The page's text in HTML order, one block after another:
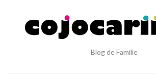
Blog de Familie